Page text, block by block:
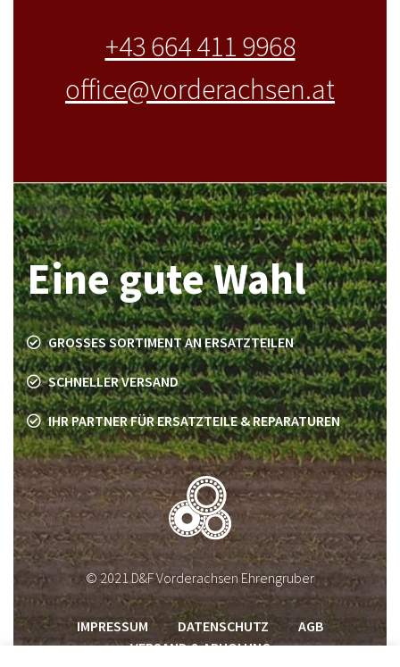
+43 664 411 9968
office@vorderachsen.at
Eine gute Wahl
GROSSES SORTIMENT AN ERSATZTEILEN
SCHNELLER VERSAND
IHR PARTNER FÜR ERSATZTEILE & REPARATUREN
© 2021 D&F Vorderachsen Ehrengruber
IMPRESSUM DATENSCHUTZ
AGB
VERSAND & ABHOLUNG